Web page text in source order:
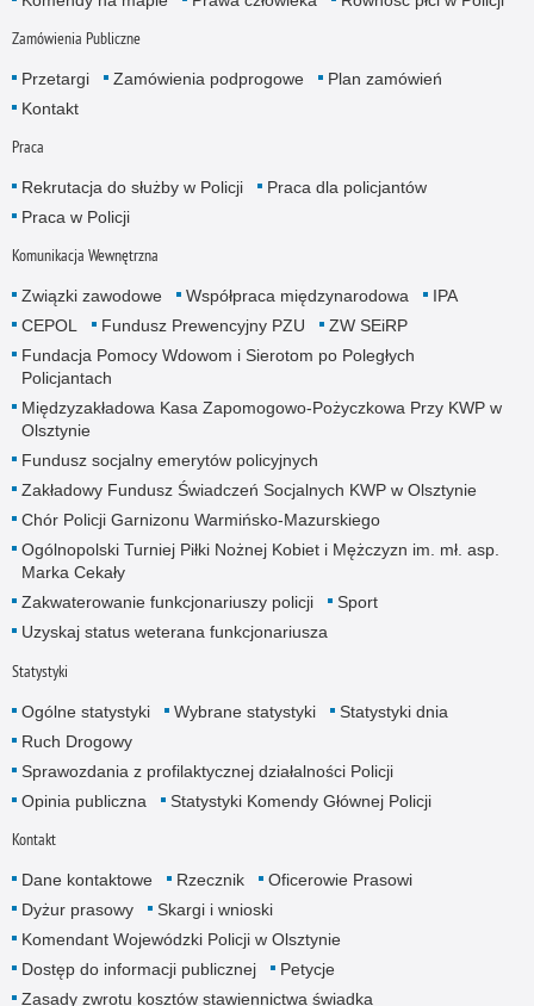
Zamówienia Publiczne
Przetargi Zamówienia podprogowe
Plan zamówień
Kontakt
Praca
Rekrutacja do służby w Policji
Praca dla policjantów
Praca w Policji
Komunikacja Wewnętrzna
Związki zawodowe Współpraca międzynarodowa
IPA
CEPOL
Fundusz Prewencyjny PZU
ZW SEiRP
Fundacja Pomocy Wdowom i Sierotom po Poległych
Policjantach
Międzyzakładowa Kasa Zapomogowo-Pożyczkowa Przy KWP w
Olsztynie
Fundusz socjalny emerytów policyjnych
Zakładowy Fundusz Świadczeń Socjalnych KWP w Olsztynie
Chór Policji Garnizonu Warmińsko-Mazurskiego
Ogólnopolski Turniej Piłki Nożnej Kobiet i Mężczyzn im. mł. asp.
Marka Cekały
Zakwaterowanie funkcjonariuszy policji
Sport
Uzyskaj status weterana funkcjonariusza
Statystyki
Ogólne statystyki Wybrane statystyki
Statystyki dnia
Ruch Drogowy
Sprawozdania z profilaktycznej działalności Policji
Opinia publiczna
Statystyki Komendy Głównej Policji
Kontakt
Dane kontaktowe Rzecznik
Oficerowie Prasowi
Dyżur prasowy
Skargi i wnioski
Komendant Wojewódzki Policji w Olsztynie
Dostęp do informacji publicznej
Petycje
Zasady zwrotu kosztów stawiennictwa świadka